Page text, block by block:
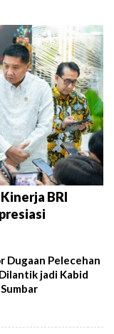
BRI
Dugaan Pelecehan
jadi Kabid